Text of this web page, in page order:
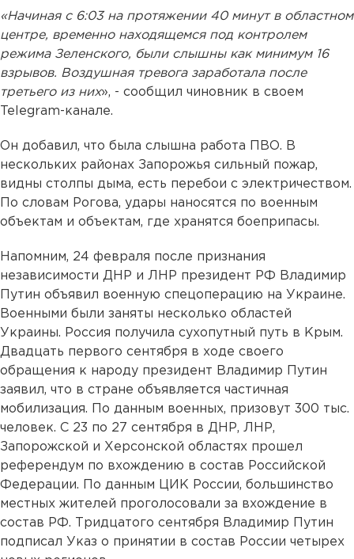
«Начиная с 6:03 на протяжении 40 минут в областном
центре, временно находящемся под контролем
режима Зеленского, были слышны как минимум 16
взрывов. Воздушная тревога заработала после
третьего из них», - сообщил чиновник в своем
Telegram-канале.
Он добавил, что была слышна работа ПВО. В
нескольких районах Запорожья сильный пожар,
видны столпы дыма, есть перебои с электричеством.
По словам Рогова, удары наносятся по военным
объектам и объектам, где хранятся боеприпасы.
Напомним, 24 февраля после признания
независимости ДНР и ЛНР президент РФ Владимир
Путин объявил военную спецоперацию на Украине.
Военными были заняты несколько областей
Украины. Россия получила сухопутный путь в Крым.
Двадцать первого сентября в ходе своего
обращения к народу президент Владимир Путин
заявил, что в стране объявляется частичная
мобилизация. По данным военных, призовут 300 тыс.
человек. С 23 по 27 сентября в ДНР, ЛНР,
Запорожской и Херсонской областях прошел
референдум по вхождению в состав Российской
Федерации. По данным ЦИК России, большинство
местных жителей проголосовали за вхождение в
состав РФ. Тридцатого сентября Владимир Путин
подписал Указ о принятии в состав России четырех